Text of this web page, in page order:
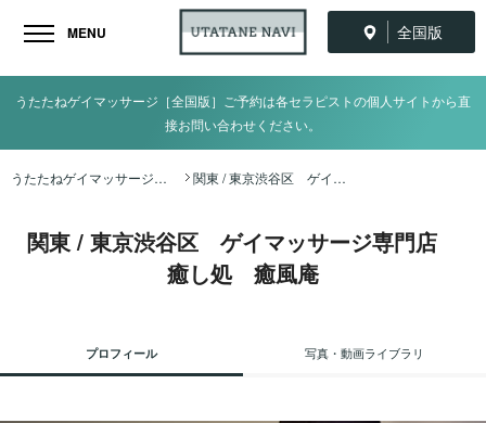
全国版
MENU
うたたねゲイマッサージ［全国版］ご予約は各セラピストの個人サイトから直
接お問い合わせください。
うたたねゲイマッサージ全国ナビ TOP 関東 / 東京渋谷区 ゲイマッサージ専門店 癒し処 癒風庵
関東 / 東京渋谷区 ゲイマッサージ専門店
癒し処 癒風庵
プロフィール 写真・動画ライブラリ